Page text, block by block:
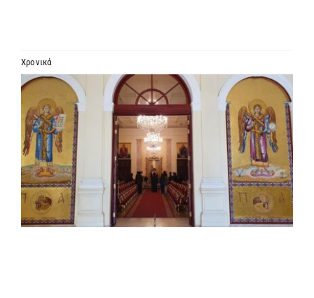
MEDIA
ΕΝΗΜΕΡΩΣΗ
ΣΥΝΔΕΣΕΙΣ
Χρονικά
Προβολή
μεγαλύτερης
εικόνας